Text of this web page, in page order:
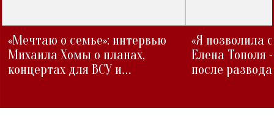
«Мечтаю о семье»: интервью
Михаила Хомы о планах,
концертах для ВСУ и
«Я позволила
Елена Тополя
после развода